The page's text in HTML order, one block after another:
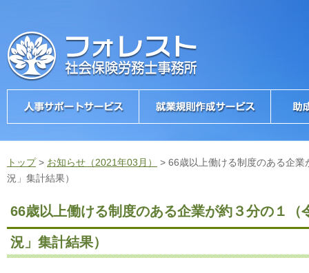
トップ> お知らせ（2021年03月） > 66歳以上働ける制度のある企
況」集計結果）
66歳以上働ける制度のある企業が約３分の１（
況」集計結果）